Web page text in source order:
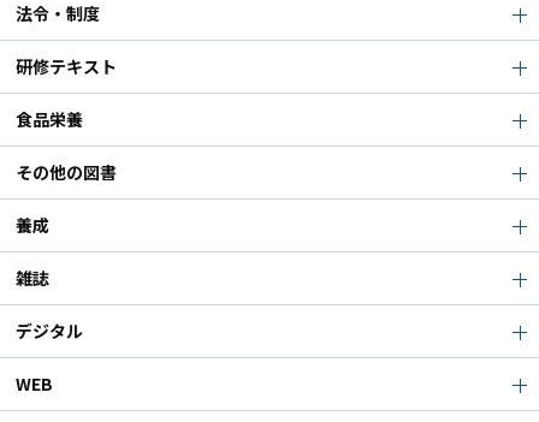
法令・制度
研修テキスト
食品栄養
その他の図書
養成
雑誌
デジタル
WEB